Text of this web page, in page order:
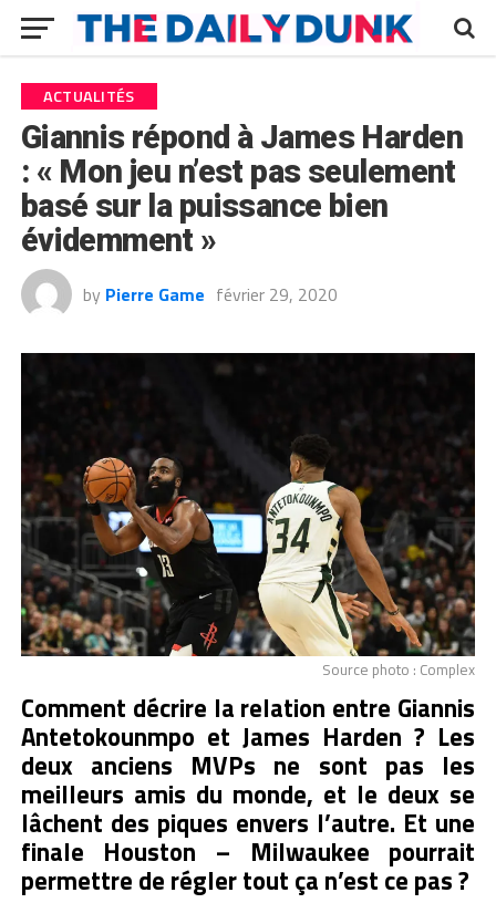
ACTUALITÉS
Giannis répond à James Harden
: « Mon jeu n’est pas seulement
basé sur la puissance bien
évidemment »
by Pierre Game février 29, 2020
Source photo : Complex
Comment décrire la relation entre Giannis
Antetokounmpo et James Harden ? Les
deux anciens MVPs ne sont pas les
meilleurs amis du monde, et le deux se
lâchent des piques envers l’autre. Et une
finale Houston – Milwaukee pourrait
permettre de régler tout ça n’est ce pas ?